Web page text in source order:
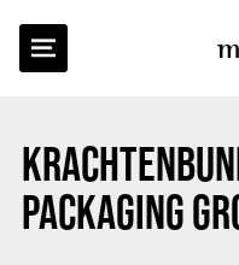
PACKAGING
TERUG NAAR OVERZICHT